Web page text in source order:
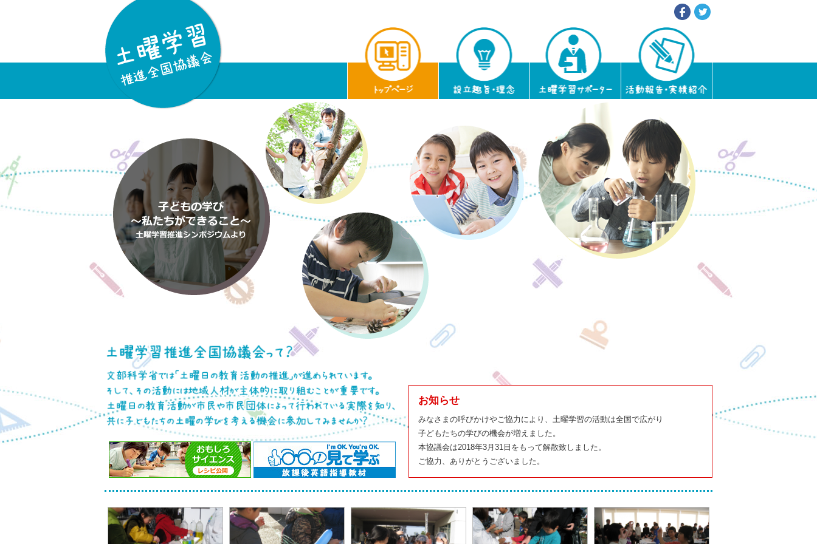
お知らせ
みなさまの呼びかけやご協力により、土曜学習の活動は全国で広がり
子どもたちの学びの機会が増えました。
本協議会は2018年3月31日をもって解散致しました。
ご協力、ありがとうございました。